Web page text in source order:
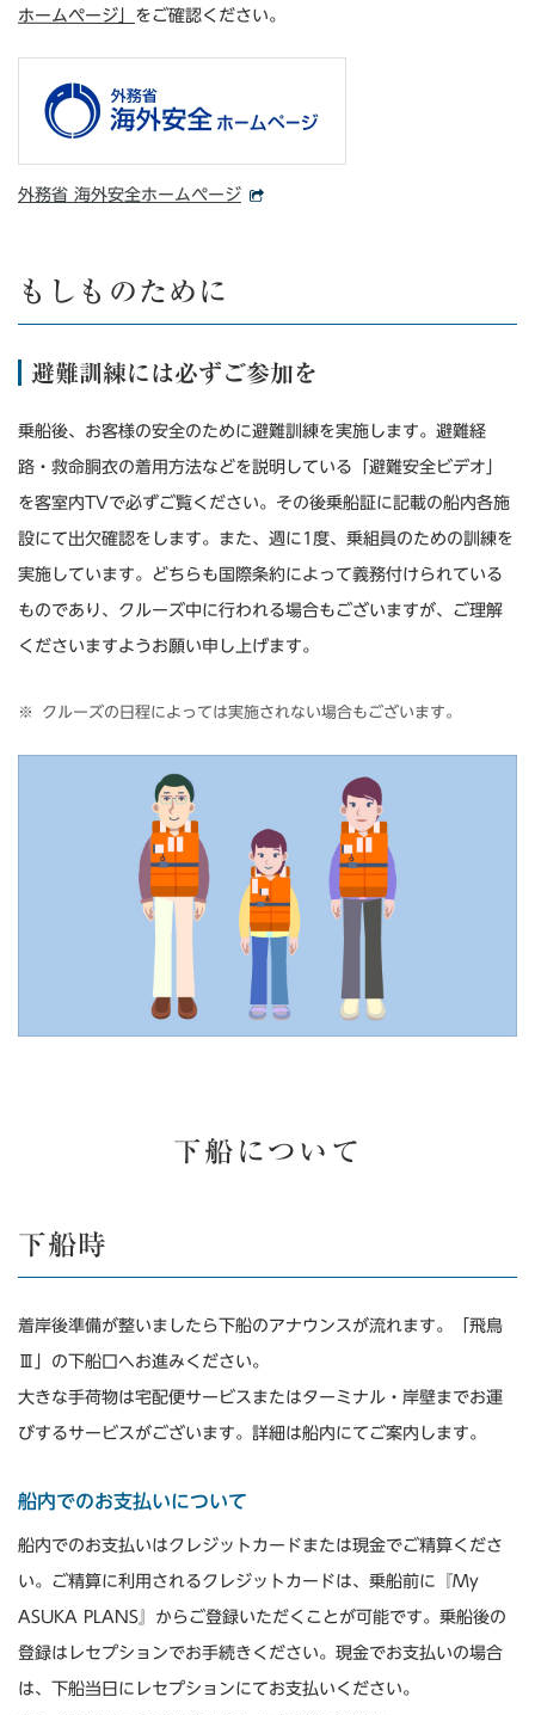
ホームページ」 をご確認ください。
外務省 海外安全ホームページ
もしものために
避難訓練には必ずご参加を
乗船後、お客様の安全のために避難訓練を実施します。避難経
路・救命胴衣の着用方法などを説明している「避難安全ビデオ」
を客室内TVで必ずご覧ください。その後乗船証に記載の船内各施
設にて出欠確認をします。また、週に1度、乗組員のための訓練を
実施しています。どちらも国際条約によって義務付けられている
ものであり、クルーズ中に行われる場合もございますが、ご理解
くださいますようお願い申し上げます。
クルーズの日程によっては実施されない場合もございます。
下船について
下船時
着岸後準備が整いましたら下船のアナウンスが流れます。「飛鳥
Ⅲ」の下船口へお進みください。
大きな手荷物は宅配便サービスまたはターミナル・岸壁までお運
びするサービスがございます。詳細は船内にてご案内します。
船内でのお支払いについて
船内でのお支払いはクレジットカードまたは現金でご精算くださ
い。ご精算に利用されるクレジットカードは、乗船前に『My
ASUKA PLANS』からご登録いただくことが可能です。乗船後の
登録はレセプションでお手続きください。現金でお支払いの場合
は、下船当日にレセプションにてお支払いください。